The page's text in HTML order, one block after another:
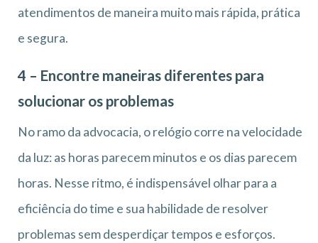
atendimentos de maneira muito mais rápida, prática
e segura.
4 – Encontre maneiras diferentes para
solucionar os problemas
No ramo da advocacia, o relógio corre na velocidade
da luz: as horas parecem minutos e os dias parecem
horas. Nesse ritmo, é indispensável olhar para a
eficiência do time e sua habilidade de resolver
problemas sem desperdiçar tempos e esforços.